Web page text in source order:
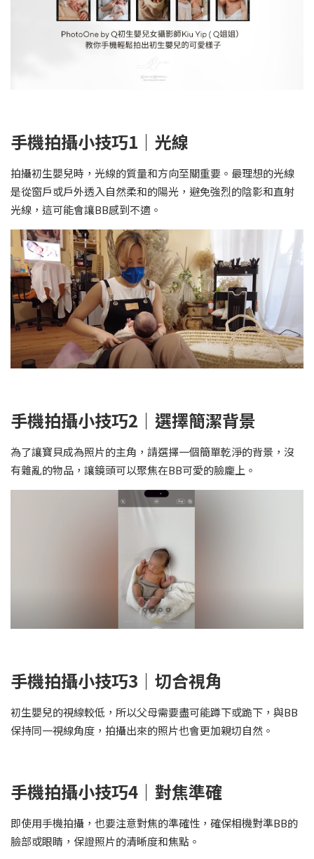
手機拍攝小技巧1 ｜ 光線
拍攝初生嬰兒時，光線的質量和方向至關重要。最理想的光線
是從窗戶或戶外透入自然柔和的陽光，避免強烈的陰影和直射
光線，這可能會讓BB感到不適。
手機拍攝小技巧2 ｜選擇簡潔背景
為了讓寶貝成為照片的主角，請選擇一個簡單乾淨的背景，沒
有雜亂的物品，讓鏡頭可以聚焦在BB可愛的臉龐上。
手機拍攝小技巧3 ｜切合視角
初生嬰兒的視線較低，所以父母需要盡可能蹲下或跪下，與BB
保持同一視線角度，拍攝出來的照片也會更加親切自然。
手機拍攝小技巧4 ｜對焦準確
即使用手機拍攝，也要注意對焦的準確性，確保相機對準BB的
臉部或眼睛，保證照片的清晰度和焦點。